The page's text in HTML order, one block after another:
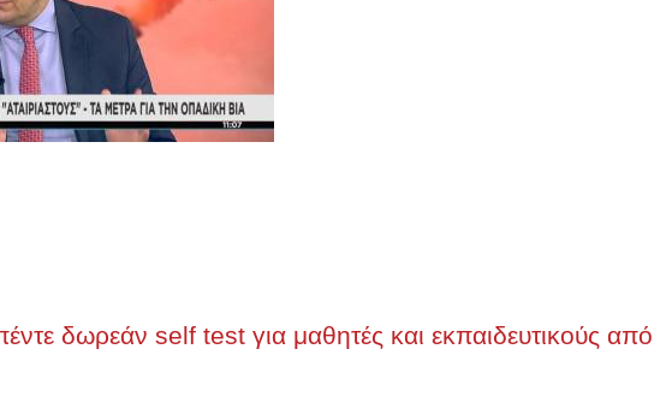
δωρεάν self test για μαθητές και εκπαιδευτικούς από